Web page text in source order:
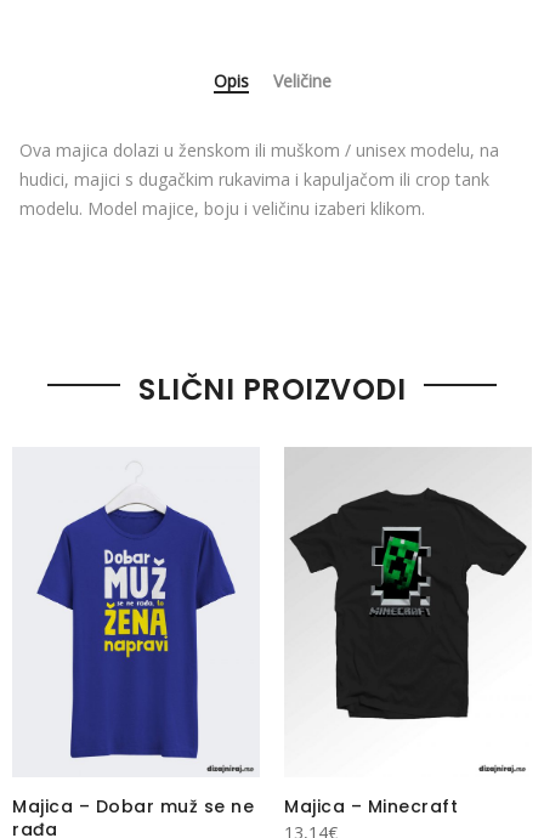
Opis Veličine
Ova majica dolazi u ženskom ili muškom / unisex modelu, na
hudici, majici s dugačkim rukavima i kapuljačom ili crop tank
modelu. Model majice, boju i veličinu izaberi klikom.
SLIČNI PROIZVODI
Majica – Dobar muž se ne
rađa
Majica – Minecraft
13,14€